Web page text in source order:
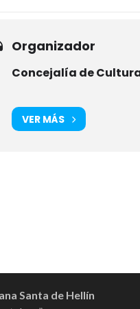
Organizador
Concejalía de
VER MÁS
Santa de Hellín